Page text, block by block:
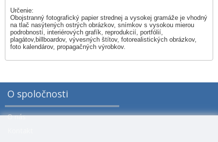
Určenie:
Obojstranný fotografický papier strednej a vysokej gramáže je vhodný
na tlač nasýtených ostrých obrázkov, snímkov s vysokou mierou
podrobností, interiérových grafík, reprodukcií, portfólií,
plagátov,billboardov, vývesných štítov, fotorealistických obrázkov,
foto kalendárov, propagačných výrobkov.
O spoločnosti
O nás